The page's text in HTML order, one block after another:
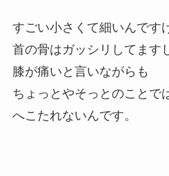
すごい小さくて細いんです
首の骨はガッシリしてます
膝が痛いと言いながらも
ちょっとやそっとのことで
へこたれないんです。